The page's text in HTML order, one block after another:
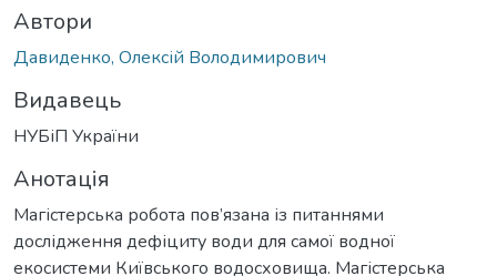
Автори
Давиденко, Олексій Володимирович
Видавець
НУБіП України
Анотація
Магістерська робота пов’язана із питаннями
дослідження дефіциту води для самої водної
екосистеми Київського водосховища. Магістерська